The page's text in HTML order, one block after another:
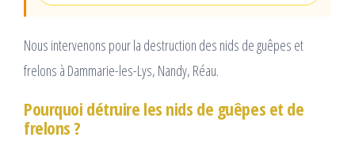
Nous intervenons pour la destruction des nids de guêpes et
frelons à Dammarie-les-Lys, Nandy, Réau.
Pourquoi détruire les nids de guêpes et de
frelons ?